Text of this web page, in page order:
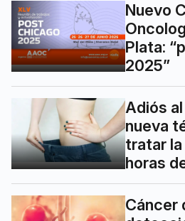
Nuevo
Plata:
2025”
Adiós
nueva
tratar
horas
Cáncer